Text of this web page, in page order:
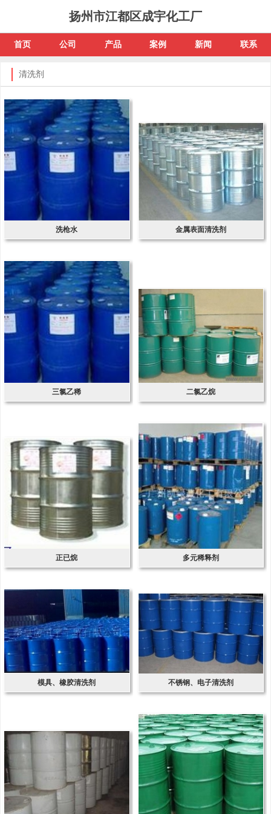
扬州市江都区成宇化工厂
首页 公司 产品 案例 新闻 联系
清洗剂
洗枪水 金属表面清洗剂
三氯乙稀 二氯乙烷
正已烷 多元稀释剂
模具、橡胶清洗剂 不锈钢、电子清洗剂